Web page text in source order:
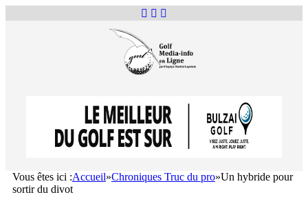
Vous êtes ici :Accueil»Chroniques Truc du pro»Un hybride pour
sortir du divot